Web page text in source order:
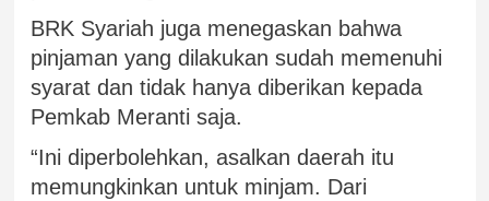
BRK Syariah juga menegaskan bahwa
pinjaman yang dilakukan sudah memenuhi
syarat dan tidak hanya diberikan kepada
Pemkab Meranti saja.
“Ini diperbolehkan, asalkan daerah itu
memungkinkan untuk minjam. Dari